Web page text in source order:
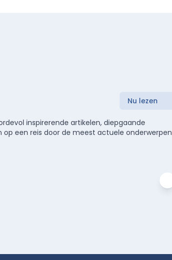
Nu lezen
inspirerende artikelen, diepgaande
een reis door de meest actuele onderwerpen